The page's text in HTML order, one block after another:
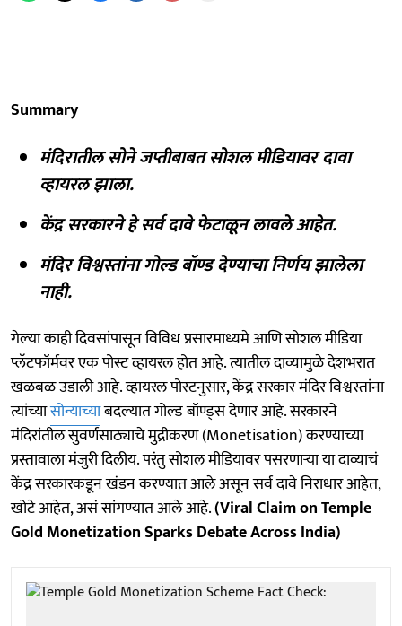
Summary
मंदिरातील सोने जप्तीबाबत सोशल मीडियावर दावा
व्हायरल झाला.
केंद्र सरकारने हे सर्व दावे फेटाळून लावले आहेत.
मंदिर विश्वस्तांना गोल्ड बॉण्ड देण्याचा निर्णय झालेला
नाही.
गेल्या काही दिवसांपासून विविध प्रसारमाध्यमे आणि सोशल मीडिया
प्लॅटफॉर्मवर एक पोस्ट व्हायरल होत आहे. त्यातील दाव्यामुळे देशभरात
खळबळ उडाली आहे. व्हायरल पोस्टनुसार, केंद्र सरकार मंदिर विश्वस्तांना
त्यांच्यासोन्याच्याबदल्यात गोल्ड बॉण्ड्स देणार आहे. सरकारने
मंदिरांतील सुवर्णसाठ्याचे मुद्रीकरण (Monetisation) करण्याच्या
प्रस्तावाला मंजुरी दिलीय. परंतु सोशल मीडियावर पसरणाऱ्या या दाव्याचं
केंद्र सरकारकडून खंडन करण्यात आले असून सर्व दावे निराधार आहेत,
खोटे आहेत, असं सांगण्यात आले आहे.(Viral Claim on Temple
Gold Monetization Sparks Debate Across India)